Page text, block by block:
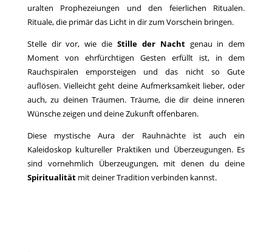
uralten Prophezeiungen und den feierlichen Ritualen.
Rituale, die primär das Licht in dir zum Vorschein bringen.
Stelle dir vor, wie die Stille der Nachtgenau in dem
Moment von ehrfürchtigen Gesten erfüllt ist, in dem
Rauchspiralen emporsteigen und das nicht so Gute
auflösen. Vielleicht geht deine Aufmerksamkeit lieber, oder
auch, zu deinen Träumen. Träume, die dir deine inneren
Wünsche zeigen und deine Zukunft offenbaren.
Diese mystische Aura der Rauhnächte ist auch ein
Kaleidoskop kultureller Praktiken und Überzeugungen. Es
sind vornehmlich Überzeugungen, mit denen du deine
Spiritualitätmit deiner Tradition verbinden kannst.